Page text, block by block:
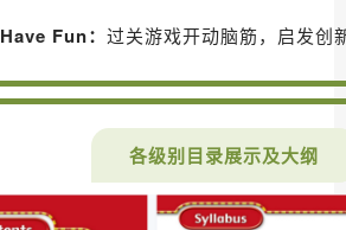
Have Fun：过关游戏开动脑筋，启发创
各级别目录展示及大纲